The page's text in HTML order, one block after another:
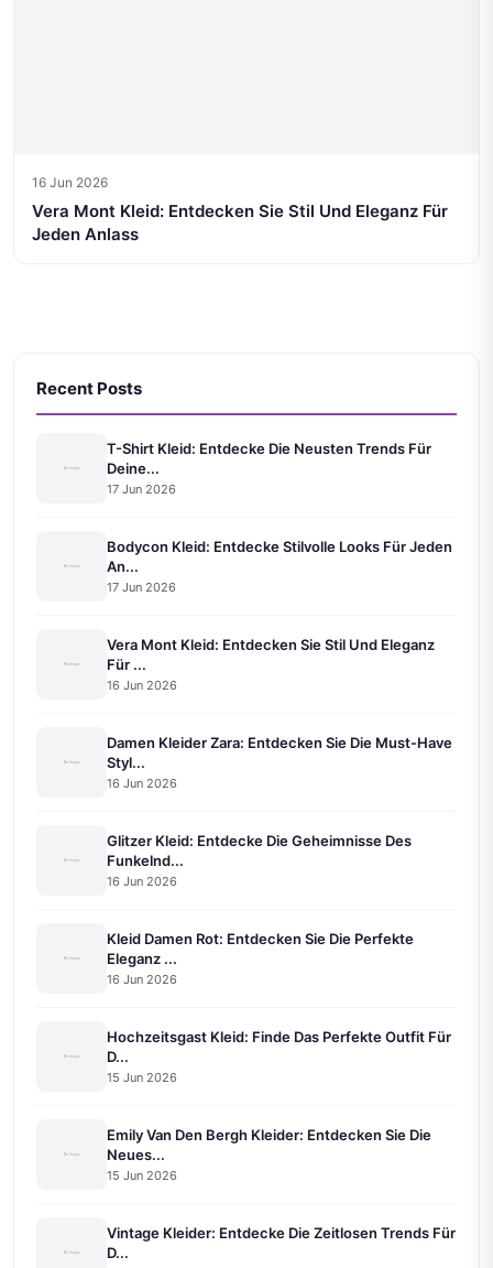
16 Jun 2026
Vera Mont Kleid: Entdecken Sie Stil Und Eleganz Für
Jeden Anlass
Recent Posts
T-Shirt Kleid: Entdecke Die Neusten Trends Für
Deine...
17 Jun 2026
Bodycon Kleid: Entdecke Stilvolle Looks Für Jeden
An...
17 Jun 2026
Vera Mont Kleid: Entdecken Sie Stil Und Eleganz
Für ...
16 Jun 2026
Damen Kleider Zara: Entdecken Sie Die Must-Have
Styl...
16 Jun 2026
Glitzer Kleid: Entdecke Die Geheimnisse Des
Funkelnd...
16 Jun 2026
Kleid Damen Rot: Entdecken Sie Die Perfekte
Eleganz ...
16 Jun 2026
Hochzeitsgast Kleid: Finde Das Perfekte Outfit Für
D...
15 Jun 2026
Emily Van Den Bergh Kleider: Entdecken Sie Die
Neues...
15 Jun 2026
Vintage Kleider: Entdecke Die Zeitlosen Trends Für
D...